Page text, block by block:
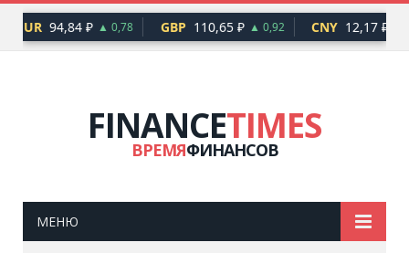
EUR 94,84 ₽ ▲ 0,78 GBP 110,65 ₽ ▲ 0,92 CNY 12,17 ₽
FINANCETIMES
ВРЕМЯФИНАНСОВ
МЕНЮ